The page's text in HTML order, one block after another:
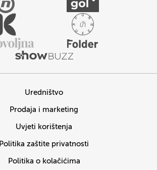
Uredništvo
Prodaja i marketing
Uvjeti korištenja
Politika zaštite privatnosti
Politika o kolačićima